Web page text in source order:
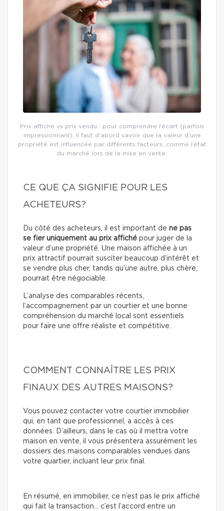
Prix affiché vs prix vendu : pour comprendre l’écart (parfois
impressionnant), il faut d’abord savoir que la valeur d’une
propriété est influencée par différents facteurs, comme l’état
du marché lors de la mise en vente.
CE QUE ÇA SIGNIFIE POUR LES
ACHETEURS?
Du côté des acheteurs, il est important de ne pas
se fier uniquement au prix affiché pour juger de la
valeur d’une propriété. Une maison affichée à un
prix attractif pourrait susciter beaucoup d’intérêt et
se vendre plus cher, tandis qu’une autre, plus chère,
pourrait être négociable.
L’analyse des comparables récents,
l’accompagnement par un courtier et une bonne
compréhension du marché local sont essentiels
pour faire une offre réaliste et compétitive.
COMMENT CONNAÎTRE LES PRIX
FINAUX DES AUTRES MAISONS?
Vous pouvez contacter votre courtier immobilier
qui, en tant que professionnel, a accès à ces
données. D’ailleurs, dans le cas où il mettra votre
maison en vente, il vous présentera assurément les
dossiers des maisons comparables vendues dans
votre quartier, incluant leur prix final.
En résumé, en immobilier, ce n’est pas le prix affiché
qui fait la transaction… c’est l’accord entre un